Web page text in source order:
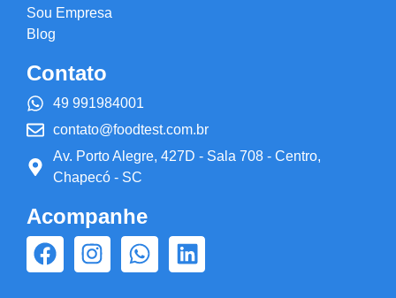
Sou Empresa
Blog
Contato
49 991984001
contato@foodtest.com.br
Av. Porto Alegre, 427D - Sala 708 - Centro,
Chapecó - SC
Acompanhe